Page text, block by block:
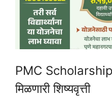
PMC
मिळणारी शिष्यवृत्ती